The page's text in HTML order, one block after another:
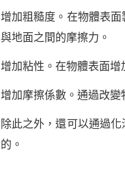
增加粗糙度。在物體表
與地面之間的摩擦力。
增加粘性。在物體表面增
增加摩擦係數。通過改變
除此之外，還可以通過
的。